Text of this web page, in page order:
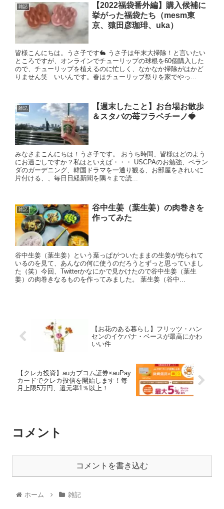
雑記
【2022福袋番外編】購入候補に
挙がった福袋たち（mesm東
京、猿田彦珈琲、uka）
皆様こんにちは。うさ子です🐇 うさ子は年末大掃除！と言いたい
ところですが、オンラインでチューリップの球根を60個購入した
ので、チューリップを植えるのに忙しく、なかなか掃除がはかど
りません笑 いいんです。春はチューリップ祭りを家でやっ...
雑記
【週末したこと】お台場お散歩
＆スタバの苺フラペチーノ🍓
みなさまこんにちは！うさ子です。 おうち時間、皆様はどのよう
にお過ごしですか？私はといえば・・・ USCPAのお勉強、ベラン
ダのガーデニング、韓国ドラマを一通り観る、お部屋をきれいに
片付ける、、毎日日経新聞を隅々まで読...
雑記
谷中生姜（葉生姜）の肉巻きを
作ってみた
谷中生姜（葉生姜）という葉っぱがついたままの生姜が売られて
いるのを見て、あんなの何に使うのだろうとずっと思っていまし
た（笑）今回、Twitterかなにかで見かけたので谷中生姜（葉生
姜）の肉巻きなるものを作ってみました。 葉生姜（谷中...
【お花のある暮らし】フリッツ・ハン
センのイケバナ・ベースが最高にかわ
いい件
【クレカ投資】auカブコム証券×auPay
カードでクレカ投信を開始します！毎
月上限5万円、還元率1％以上！
コメント
コメントを書き込む
ホーム 雑記